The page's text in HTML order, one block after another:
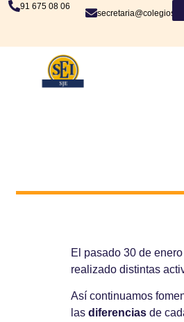
91 675 08 06
El pasado 30 de
realizado distintas
Así continuamos
las diferencias de